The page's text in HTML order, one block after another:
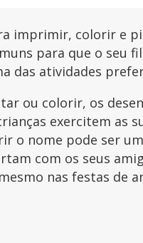
imprimir, colorir e
para que o seu
das atividades
ou colorir, os
exercitem as
o nome pode ser
com os seus
nas festas de